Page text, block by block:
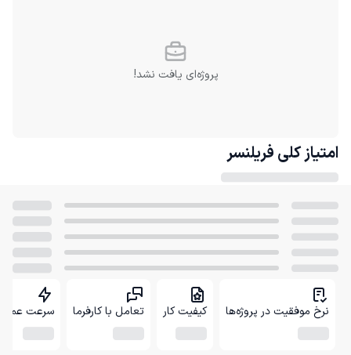
پروژه‌ای یافت نشد!
امتیاز کلی فریلنسر
نرخ موفقیت در پروژه‌ها کیفیت کار تعامل با کارفرما سرعت عمل